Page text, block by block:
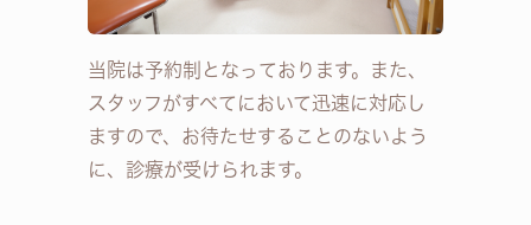
当院は予約制となっております。また、
スタッフがすべてにおいて迅速に対応し
ますので、お待たせすることのないよう
に、診療が受けられます。